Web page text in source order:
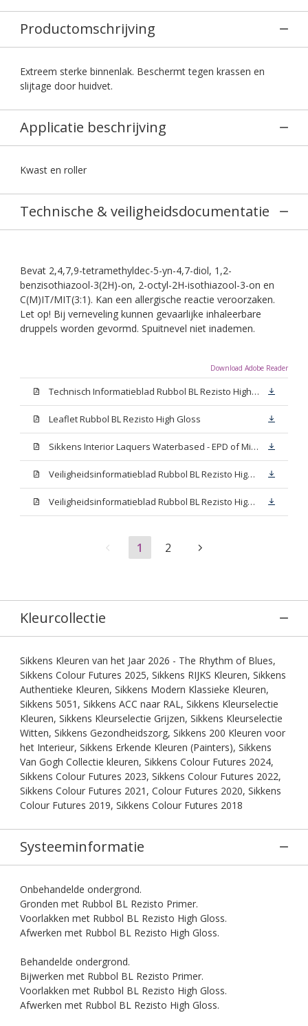
Productomschrijving
Extreem sterke binnenlak. Beschermt tegen krassen en
slijtage door huidvet.
Applicatie beschrijving
Kwast en roller
Technische & veiligheidsdocumentatie
Bevat 2,4,7,9-tetramethyldec-5-yn-4,7-diol, 1,2-
benzisothiazool-3(2H)-on, 2-octyl-2H-isothiazool-3-on en
C(M)IT/MIT(3:1). Kan een allergische reactie veroorzaken.
Let op! Bij verneveling kunnen gevaarlijke inhaleerbare
druppels worden gevormd. Spuitnevel niet inademen.
Download Adobe Reader
Technisch Informatieblad Rubbol BL Rezisto High Gloss (New Livery) (PDF)
Leaflet Rubbol BL Rezisto High Gloss
Sikkens Interior Laquers Waterbased - EPD of Milieuproductverklaring
Veiligheidsinformatieblad Rubbol BL Rezisto High Gloss N00 (MSDS)
Veiligheidsinformatieblad Rubbol BL Rezisto High Gloss White (MSDS)
1 2
Kleurcollectie
Sikkens Kleuren van het Jaar 2026 - The Rhythm of Blues,
Sikkens Colour Futures 2025, Sikkens RIJKS Kleuren, Sikkens
Authentieke Kleuren, Sikkens Modern Klassieke Kleuren,
Sikkens 5051, Sikkens ACC naar RAL, Sikkens Kleurselectie
Kleuren, Sikkens Kleurselectie Grijzen, Sikkens Kleurselectie
Witten, Sikkens Gezondheidszorg, Sikkens 200 Kleuren voor
het Interieur, Sikkens Erkende Kleuren (Painters), Sikkens
Van Gogh Collectie kleuren, Sikkens Colour Futures 2024,
Sikkens Colour Futures 2023, Sikkens Colour Futures 2022,
Sikkens Colour Futures 2021, Colour Futures 2020, Sikkens
Colour Futures 2019, Sikkens Colour Futures 2018
Systeeminformatie
Onbehandelde ondergrond.
Gronden met Rubbol BL Rezisto Primer.
Voorlakken met Rubbol BL Rezisto High Gloss.
Afwerken met Rubbol BL Rezisto High Gloss.
Behandelde ondergrond.
Bijwerken met Rubbol BL Rezisto Primer.
Voorlakken met Rubbol BL Rezisto High Gloss.
Afwerken met Rubbol BL Rezisto High Gloss.